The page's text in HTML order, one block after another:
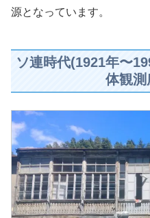
源となっています。
ソ連時代(1921年〜
体観測